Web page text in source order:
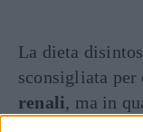
La dieta
sconsigliata
renali, ma in